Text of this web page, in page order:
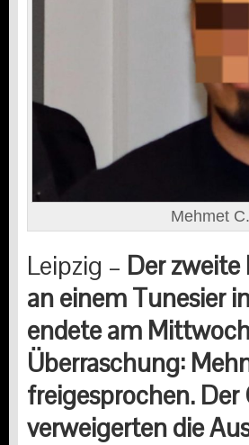
Mehmet
Leipzig – Der
an einem Tunesier
endete am
Überraschung:
freigesprochen.
verweigerten die